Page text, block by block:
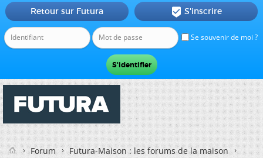
Se souvenir de moi ?
Retour sur Futura  S'inscrire
Forum
Futura-Maison : les forums de la maison